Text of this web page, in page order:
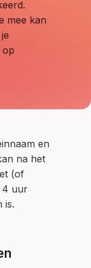
mee kan
op
en
na het
(of
4 uur
is.